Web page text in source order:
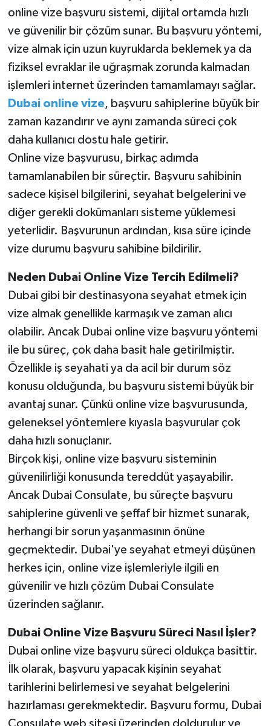
online vize başvuru sistemi, dijital ortamda hızlı
ve güvenilir bir çözüm sunar. Bu başvuru yöntemi,
vize almak için uzun kuyruklarda beklemek ya da
fiziksel evraklar ile uğraşmak zorunda kalmadan
işlemleri internet üzerinden tamamlamayı sağlar.
Dubai online vize, başvuru sahiplerine büyük bir
zaman kazandırır ve aynı zamanda süreci çok
daha kullanıcı dostu hale getirir.
Online vize başvurusu, birkaç adımda
tamamlanabilen bir süreçtir. Başvuru sahibinin
sadece kişisel bilgilerini, seyahat belgelerini ve
diğer gerekli dokümanları sisteme yüklemesi
yeterlidir. Başvurunun ardından, kısa süre içinde
vize durumu başvuru sahibine bildirilir.
Neden Dubai Online Vize Tercih Edilmeli?
Dubai gibi bir destinasyona seyahat etmek için
vize almak genellikle karmaşık ve zaman alıcı
olabilir. Ancak Dubai online vize başvuru yöntemi
ile bu süreç, çok daha basit hale getirilmiştir.
Özellikle iş seyahati ya da acil bir durum söz
konusu olduğunda, bu başvuru sistemi büyük bir
avantaj sunar. Çünkü online vize başvurusunda,
geleneksel yöntemlere kıyasla başvurular çok
daha hızlı sonuçlanır.
Birçok kişi, online vize başvuru sisteminin
güvenilirliği konusunda tereddüt yaşayabilir.
Ancak Dubai Consulate, bu süreçte başvuru
sahiplerine güvenli ve şeffaf bir hizmet sunarak,
herhangi bir sorun yaşanmasının önüne
geçmektedir. Dubai'ye seyahat etmeyi düşünen
herkes için, online vize işlemleriyle ilgili en
güvenilir ve hızlı çözüm Dubai Consulate
üzerinden sağlanır.
Dubai Online Vize Başvuru Süreci Nasıl İşler?
Dubai online vize başvuru süreci oldukça basittir.
İlk olarak, başvuru yapacak kişinin seyahat
tarihlerini belirlemesi ve seyahat belgelerini
hazırlaması gerekmektedir. Başvuru formu, Dubai
BİLİMNET
Yemek
SİVİL TOPLUM
KİM KİMDİR
ÇEK GÖNDER
KİTAP
HEDEF2020
OTOMOBİL
MİZAH
TARİH
Politika
YEREL
BÖLGEDEN
BİLİM TEKNOLOJİ
ASAYİŞ
SEÇİM 2015
BİLİM VE TEKNOLOJİ
TANITIM
HABERDE İNSAN